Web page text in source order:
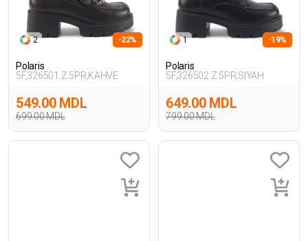
2 -22%
Polaris
5F,326501.Z 5PR,KAHVE
699.00 MDL
549.00 MDL
1 -19%
Polaris
5F,326502.Z 5PR,SIYAH
799.00 MDL
649.00 MDL